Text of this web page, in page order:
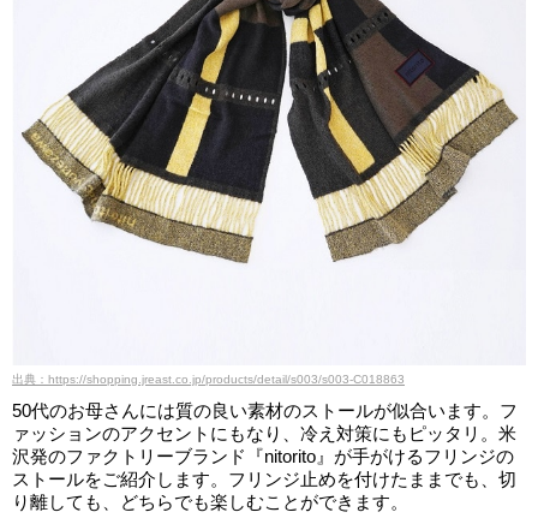
出典：https://shopping.jreast.co.jp/products/detail/s003/s003-C018863
50代のお母さんには質の良い素材のストールが似合います。フ
ァッションのアクセントにもなり、冷え対策にもピッタリ。米
沢発のファクトリーブランド『nitorito』が手がけるフリンジの
ストールをご紹介します。フリンジ止めを付けたままでも、切
り離しても、どちらでも楽しむことができます。